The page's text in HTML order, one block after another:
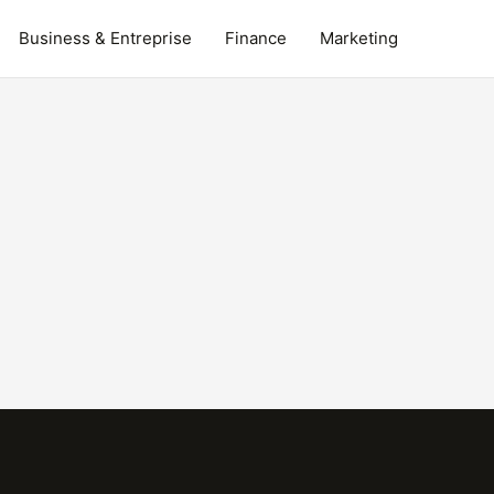
Business & Entreprise Finance Marketing